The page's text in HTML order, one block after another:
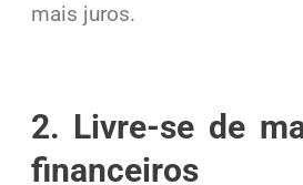
mais juros.
2. Livre-se de
financeiros